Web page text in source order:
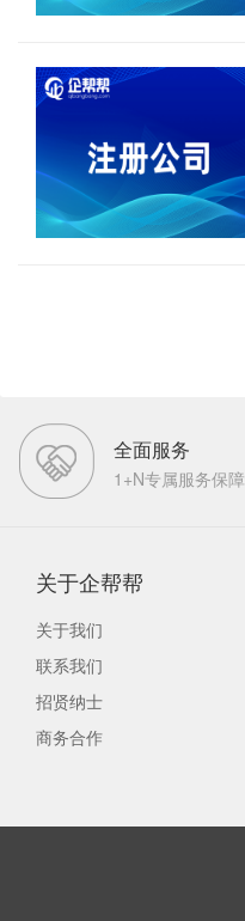
全面服务
1+N专属服务保障
关于企帮帮
关于我们
联系我们
招贤纳士
商务合作